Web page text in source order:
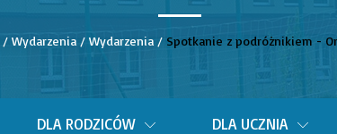
/ Wydarzenia / Wydarzenia / Spotkanie z podróżnikiem -
DLA RODZICÓW DLA UCZNIA